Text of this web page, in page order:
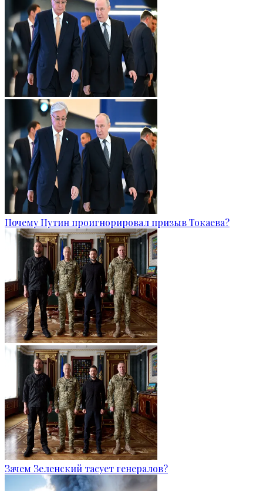
Почему Путин проигнорировал призыв Токаева?
Зачем Зеленский тасует генералов?